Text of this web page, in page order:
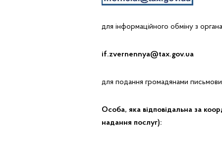
для інформаційного обміну з
if.zvernennya@tax.gov.ua
для подання громадянами
Особа, яка відповідальна за
надання послуг):